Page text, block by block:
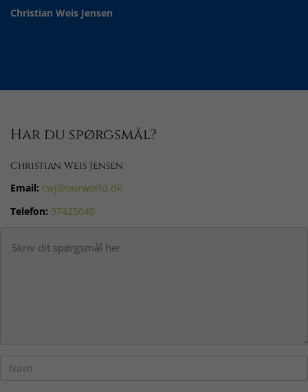
Christian Weis Jensen
Har du spørgsmål?
Christian Weis Jensen
Email: cwj@ourworld.dk
Telefon: 97425040